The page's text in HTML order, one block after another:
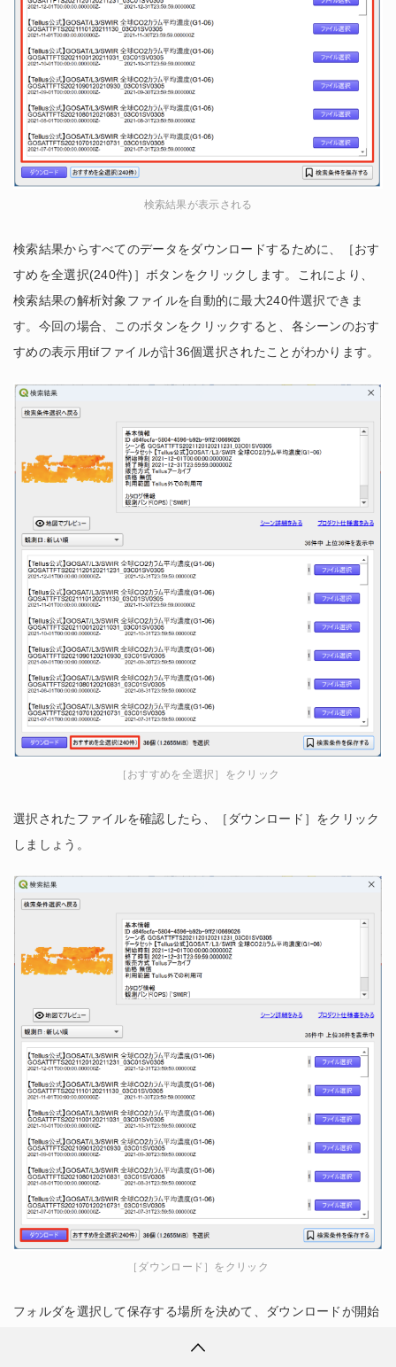
検索結果が表示される
検索結果からすべてのデータをダウンロードするために、［おす
すめを全選択(240件)］ボタンをクリックします。これにより、
検索結果の解析対象ファイルを自動的に最大240件選択できま
す。今回の場合、このボタンをクリックすると、各シーンのおす
すめの表示用tifファイルが計36個選択されたことがわかります。
［おすすめを全選択］をクリック
選択されたファイルを確認したら、［ダウンロード］をクリック
しましょう。
［ダウンロード］をクリック
フォルダを選択して保存する場所を決めて、ダウンロードが開始